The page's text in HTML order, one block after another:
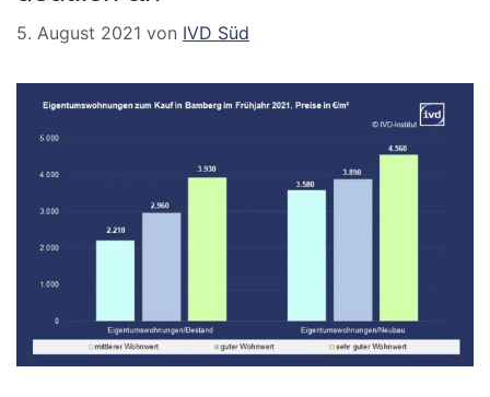
5. August 2021 von IVD Süd